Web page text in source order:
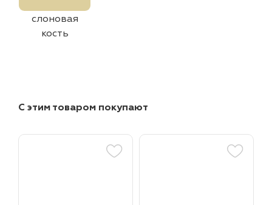
слоновая
кость
С этим товаром покупают